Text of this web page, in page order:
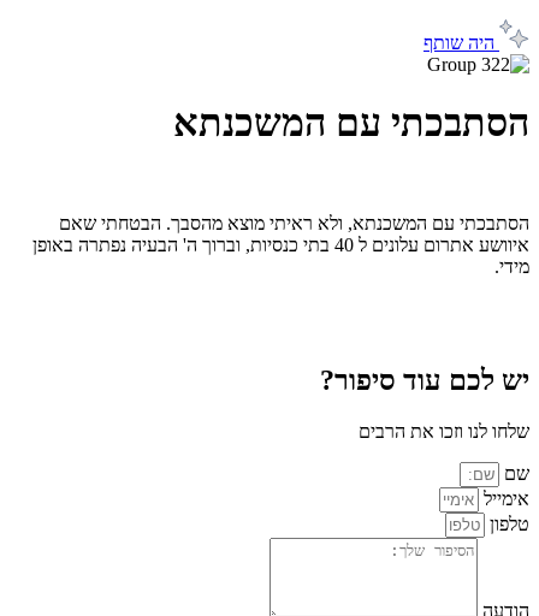
היה שותף
הסתבכתי עם המשכנתא
הסתבכתי עם המשכנתא, ולא ראיתי מוצא מהסבך. הבטחתי שאם
איוושע אתרום עלונים ל 40 בתי כנסיות, וברוך ה' הבעיה נפתרה באופן
מידי.
יש לכם עוד סיפור?
שלחו לנו וזכו את הרבים
שם
אימייל
טלפון
הודעה